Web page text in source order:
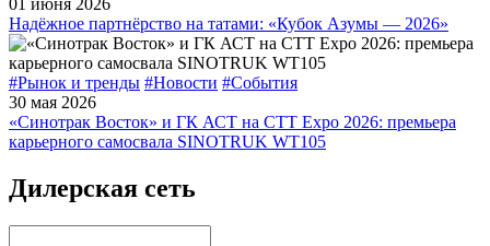
Надёжное партнёрство на татами: «Кубок Азумы — 2026»
#Рынок и тренды #Новости #События
30 мая 2026
«Синотрак Восток» и ГК АСТ на СТТ Expo 2026: премьера
карьерного самосвала SINOTRUK WT105
Дилерская сеть